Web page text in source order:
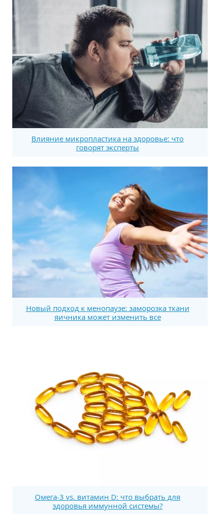
Влияние микропластика на здоровье: что
говорят эксперты
Новый подход к менопаузе: заморозка ткани
яичника может изменить все
Омега-3 vs. витамин D: что выбрать для
здоровья иммунной системы?